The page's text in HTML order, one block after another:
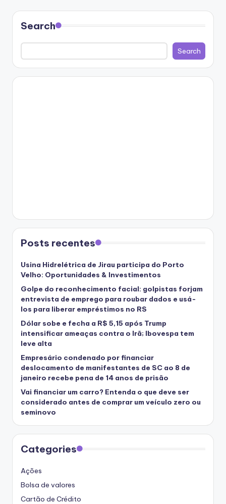
Search
Search
Posts recentes
Usina Hidrelétrica de Jirau participa do Porto
Velho: Oportunidades & Investimentos
Golpe do reconhecimento facial: golpistas forjam
entrevista de emprego para roubar dados e usá-
los para liberar empréstimos no RS
Dólar sobe e fecha a R$ 5,15 após Trump
intensificar ameaças contra o Irã; Ibovespa tem
leve alta
Empresário condenado por financiar
deslocamento de manifestantes de SC ao 8 de
janeiro recebe pena de 14 anos de prisão
Vai financiar um carro? Entenda o que deve ser
considerado antes de comprar um veículo zero ou
seminovo
Categories
Ações
Bolsa de valores
Cartão de Crédito